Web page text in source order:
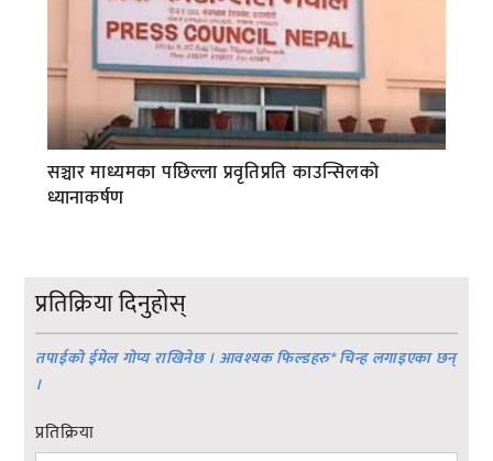
सञ्चार माध्यमका पछिल्ला प्रवृतिप्रति काउन्सिलको
ध्यानाकर्षण
प्रतिक्रिया दिनुहोस्
तपाईको ईमेल गोप्य राखिनेछ । आवश्यक फिल्डहरु*चिन्ह लगाइएका छन्
।
प्रतिक्रिया